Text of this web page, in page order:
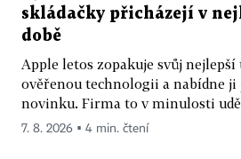
skládačky přicházejí v
době
Apple letos zopakuje svůj
ověřenou technologii a nabídne
novinku. Firma to v minulosti
7. 8. 2026 ▪ 4 min. čtení